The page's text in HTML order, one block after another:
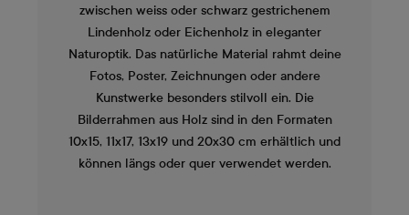
zwischen weiss oder schwarz gestrichenem
Lindenholz oder Eichenholz in eleganter
Naturoptik. Das natürliche Material rahmt deine
Fotos, Poster, Zeichnungen oder andere
Kunstwerke besonders stilvoll ein. Die
Bilderrahmen aus Holz sind in den Formaten
10x15, 11x17, 13x19 und 20x30 cm erhältlich und
können längs oder quer verwendet werden.